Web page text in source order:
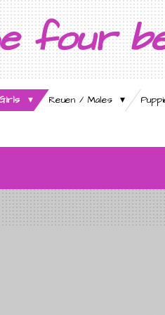
four
Reuen / Males